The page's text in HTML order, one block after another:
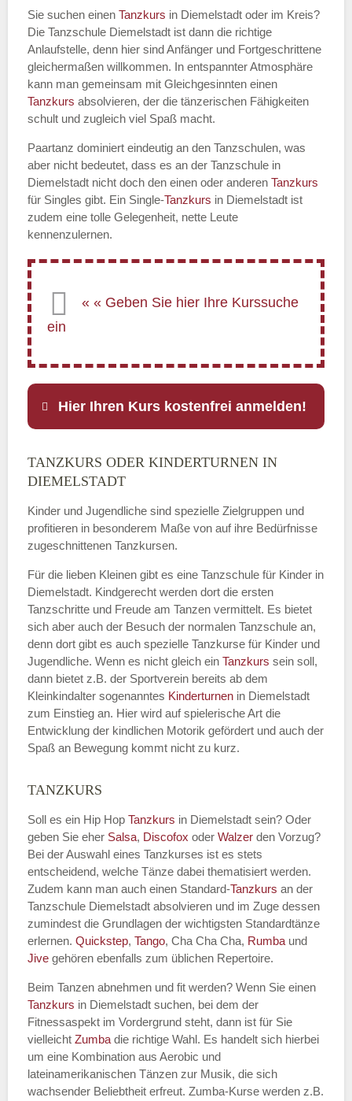
Sie suchen einen Tanzkurs in Diemelstadt oder im Kreis?
Die Tanzschule Diemelstadt ist dann die richtige
Anlaufstelle, denn hier sind Anfänger und Fortgeschrittene
gleichermaßen willkommen. In entspannter Atmosphäre
kann man gemeinsam mit Gleichgesinnten einen
Tanzkurs absolvieren, der die tänzerischen Fähigkeiten
schult und zugleich viel Spaß macht.
Paartanz dominiert eindeutig an den Tanzschulen, was
aber nicht bedeutet, dass es an der Tanzschule in
Diemelstadt nicht doch den einen oder anderen Tanzkurs
für Singles gibt. Ein Single-Tanzkurs in Diemelstadt ist
zudem eine tolle Gelegenheit, nette Leute
kennenzulernen.
Hier Ihren Kurs kostenfrei anmelden!
Name
E-Mail*
Name der Tanzschule
Kontakt E-Mail
Name des Tanzkurs*
Tanzart*
TANZKURS ODER KINDERTURNEN IN
DIEMELSTADT
Kinder und Jugendliche sind spezielle Zielgruppen und
profitieren in besonderem Maße von auf ihre Bedürfnisse
zugeschnittenen Tanzkursen.
Für die lieben Kleinen gibt es eine Tanzschule für Kinder in
Diemelstadt. Kindgerecht werden dort die ersten
Tanzschritte und Freude am Tanzen vermittelt. Es bietet
sich aber auch der Besuch der normalen Tanzschule an,
denn dort gibt es auch spezielle Tanzkurse für Kinder und
Jugendliche. Wenn es nicht gleich ein Tanzkurs sein soll,
dann bietet z.B. der Sportverein bereits ab dem
Kleinkindalter sogenanntes Kinderturnen in Diemelstadt
zum Einstieg an. Hier wird auf spielerische Art die
Entwicklung der kindlichen Motorik gefördert und auch der
Spaß an Bewegung kommt nicht zu kurz.
TANZKURS
Soll es ein Hip Hop Tanzkurs in Diemelstadt sein? Oder
geben Sie eher Salsa, Discofox oder Walzer den Vorzug?
Bei der Auswahl eines Tanzkurses ist es stets
entscheidend, welche Tänze dabei thematisiert werden.
Zudem kann man auch einen Standard-Tanzkurs an der
Tanzschule Diemelstadt absolvieren und im Zuge dessen
zumindest die Grundlagen der wichtigsten Standardtänze
erlernen. Quickstep, Tango, Cha Cha Cha, Rumba und
Jive gehören ebenfalls zum üblichen Repertoire.
Beim Tanzen abnehmen und fit werden? Wenn Sie einen
Tanzkurs in Diemelstadt suchen, bei dem der
Fitnessaspekt im Vordergrund steht, dann ist für Sie
vielleicht Zumba die richtige Wahl. Es handelt sich hierbei
um eine Kombination aus Aerobic und
lateinamerikanischen Tänzen zur Musik, die sich
wachsender Beliebtheit erfreut. Zumba-Kurse werden z.B.